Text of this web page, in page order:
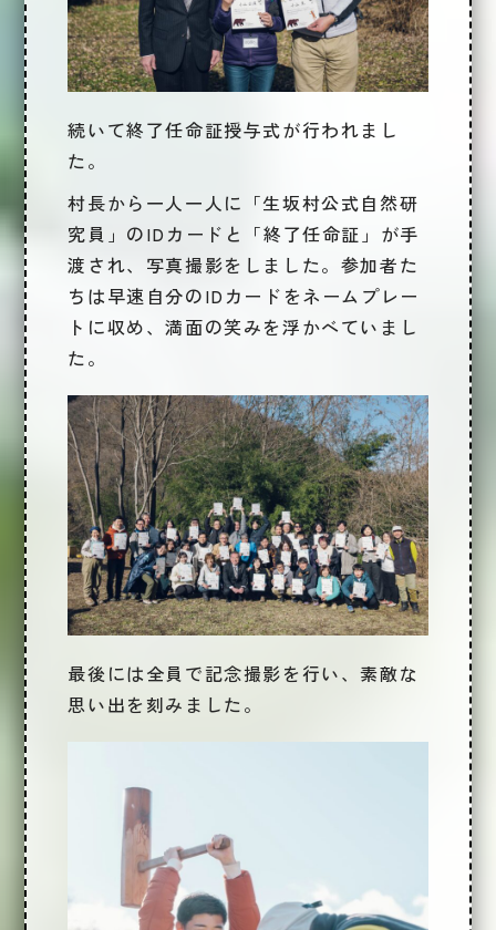
続いて終了任命証授与式が行われまし
た。
村長から一人一人に「生坂村公式自然研
究員」のIDカードと「終了任命証」が手
渡され、写真撮影をしました。参加者た
ちは早速自分のIDカードをネームプレー
トに収め、満面の笑みを浮かべていまし
た。
最後には全員で記念撮影を行い、素敵な
思い出を刻みました。